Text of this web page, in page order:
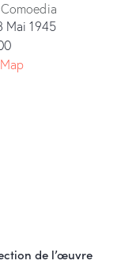
Mai 1945
de l’œuvre